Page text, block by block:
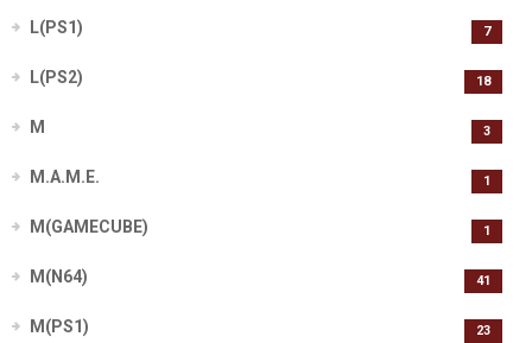
L(PS1) 7
L(PS2) 18
M 3
M.A.M.E. 1
M(GAMECUBE) 1
M(N64) 41
M(PS1) 23